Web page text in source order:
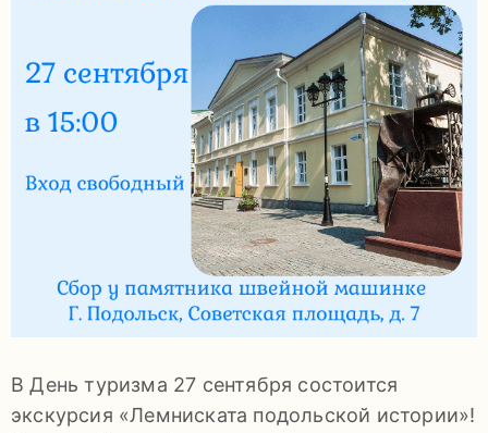
(4967)
92-
pdls_mukpmuzey@mosreg.ru
В День туризма 27 сентября состоится
экскурсия «Лемниската подольской истории»!